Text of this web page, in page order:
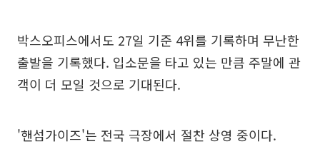
박스오피스에서도 27일 기준 4위를 기록하며 무난한
출발을 기록했다. 입소문을 타고 있는 만큼 주말에 관
객이 더 모일 것으로 기대된다.
'핸섬가이즈'는 전국 극장에서 절찬 상영 중이다.